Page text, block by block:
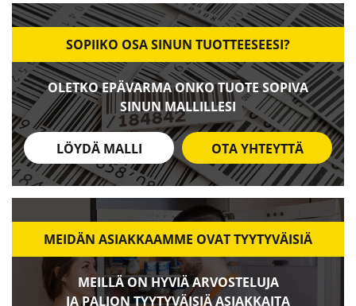
SOPIIKO OSA SINUN TUOTTEESEESI?
OLETKO EPÄVARMA ONKO TUOTE SOPIVA
SINUN MALLILLESI
LÖYDÄ MALLI OTA YHTEYTTÄ
MEIDÄN ASIAKKAAMME OVAT TYYTYVÄISIÄ
MEILLÄ ON HYVIÄ ARVOSTELUJA
JA PALJON TYYTYVÄISIÄ ASIAKKAITA